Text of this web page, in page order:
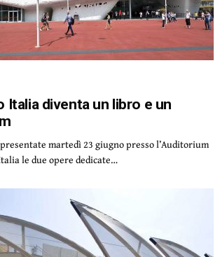
Italia diventa un libro e un
martedì 23 giugno presso l’Auditorium
le due opere dedicate…